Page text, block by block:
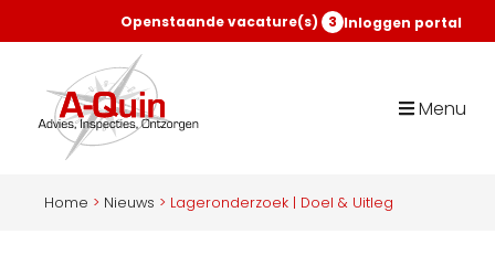
Openstaande vacature(s) 3 Inloggen portal
Menu
Home > Nieuws > Lageronderzoek | Doel & Uitleg